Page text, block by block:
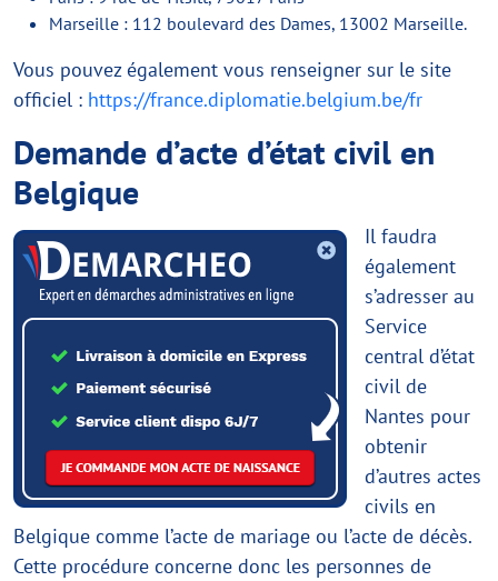
Marseille : 112 boulevard des Dames, 13002 Marseille.
Vous pouvez également vous renseigner sur le site
officiel : https://france.diplomatie.belgium.be/fr
Demande d’acte d’état civil en
Belgique
Il faudra
également
s’adresser au
Service
central d’état
civil de
Nantes pour
obtenir
d’autres actes
civils en
Belgique comme l’acte de mariage ou l’acte de décès.
Cette procédure concerne donc les personnes de